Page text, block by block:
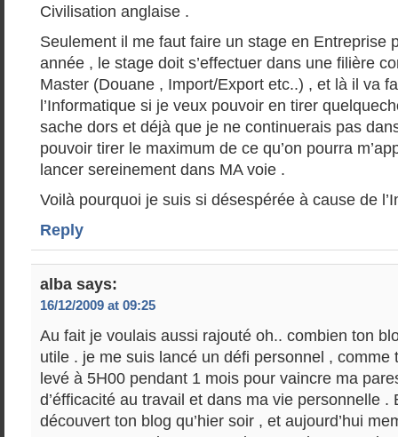
Civilisation anglaise .
Seulement il me faut faire un stage en Entreprise
année , le stage doit s’effectuer dans une filière
Master (Douane , Import/Export etc..) , et là il va
l’Informatique si je veux pouvoir en tirer
sache dors et déjà que je ne continuerais pas
pouvoir tirer le maximum de ce qu’on pourra
lancer sereinement dans MA voie .
Voilà pourquoi je suis si désespérée à cause de
Reply
alba says:
16/12/2009 at 09:25
Au fait je voulais aussi rajouté oh.. combien ton
utile . je me suis lancé un défi personnel , comme
levé à 5H00 pendant 1 mois pour vaincre ma
d’éfficacité au travail et dans ma vie personnelle .
découvert ton blog qu’hier soir , et aujourd’hui